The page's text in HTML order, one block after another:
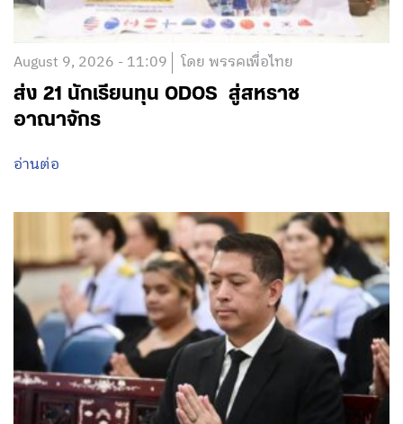
August 9, 2026 - 11:09 โดย พรรคเพื่อไทย
ส่ง 21 นักเรียนทุน ODOS สู่สหราช
อาณาจักร
อ่านต่อ